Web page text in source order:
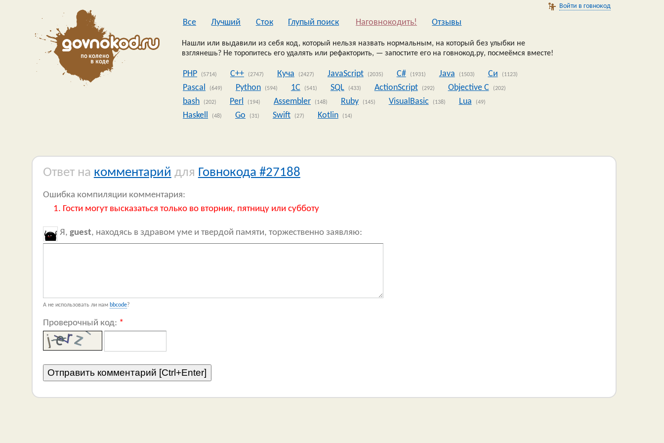
Войти в говнокод
Все Лучший Сток Глупый поиск Наговнокодить! Oтзывы
Нашли или выдавили из себя код, который нельзя назвать нормальным, на который без улыбки не
взглянешь? Не торопитесь его удалять или рефакторить, — запостите его на говнокод.ру, посмеёмся вместе!
PHP (5714) C++ (2747) Куча (2427) JavaScript (2035) C# (1931) Java (1503) Си (1123)
Pascal (649) Python (594) 1C (541) SQL (433) ActionScript (292) Objective C (202)
bash (202) Perl (194) Assembler (148) Ruby (145) VisualBasic (138) Lua (49)
Haskell (48) Go (31) Swift (27) Kotlin (14)
Ответ на комментарий для Говнокода #27188
Ошибка компиляции комментария:
Гости могут высказаться только во вторник, пятницу или субботу
Я, guest, находясь в здравом уме и твердой памяти, торжественно заявляю:
А не использовать ли нам bbcode?
Проверочный код: *